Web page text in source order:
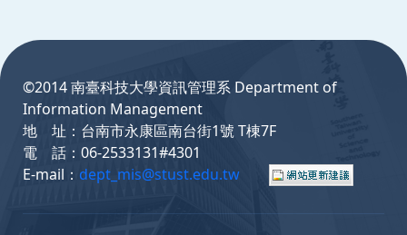
©2014 南臺科技大學資訊管理系 Department of
Information Management
地 址：台南市永康區南台街1號 T棟7F
電 話：06-2533131#4301
E-mail： dept_mis@stust.edu.tw